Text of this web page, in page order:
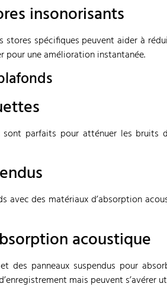
insonorisants
stores spécifiques peuvent aider à
pour une amélioration instantanée.
parfaits pour atténuer les bruits
avec des matériaux d’absorption
acoustique
des panneaux suspendus pour
mais peuvent s’avérer